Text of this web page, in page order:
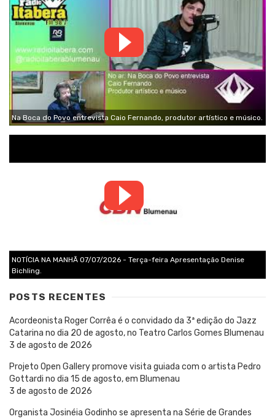
Na Boca do Povo entrevista Caio Fernando, produtor artístico e músico.
NOTÍCIA NA MANHÃ 07/07/2026 - Terça-feira Apresentação Denise
Bichling.
POSTS RECENTES
Acordeonista Roger Corrêa é o convidado da 3ª edição do Jazz
Catarina no dia 20 de agosto, no Teatro Carlos Gomes Blumenau
3 de agosto de 2026
Projeto Open Gallery promove visita guiada com o artista Pedro
Gottardi no dia 15 de agosto, em Blumenau
3 de agosto de 2026
Organista Josinéia Godinho se apresenta na Série de Grandes